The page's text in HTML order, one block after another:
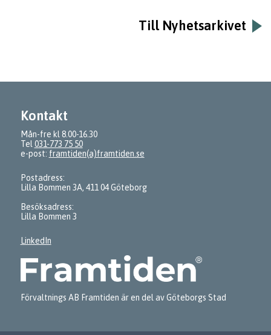
Till Nyhetsarkivet
Kontakt
Mån-fre kl 8.00-16.30
Tel 031-773 75 50
e-post: framtiden(a)framtiden.se
Postadress:
Lilla Bommen 3A, 411 04 Göteborg
Besöksadress:
Lilla Bommen 3
LinkedIn
Förvaltnings AB Framtiden är en del av Göteborgs Stad